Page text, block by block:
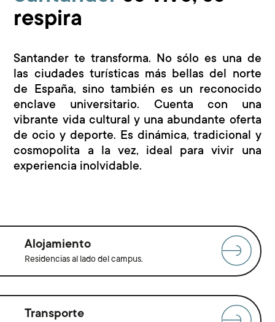
respira
Santander te transforma. No sólo es una de
las ciudades turísticas más bellas del norte
de España, sino también es un reconocido
enclave universitario. Cuenta con una
vibrante vida cultural y una abundante oferta
de ocio y deporte. Es dinámica, tradicional y
cosmopolita a la vez, ideal para vivir una
experiencia inolvidable.
Alojamiento
Residencias al lado del campus.
Transporte